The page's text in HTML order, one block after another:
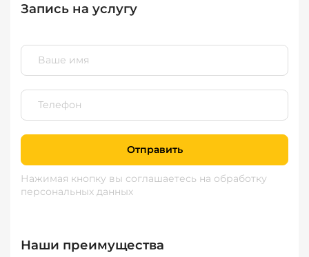
Запись на услугу
Отправить
Нажимая кнопку вы соглашаетесь на обработку
персональных данных
Наши преимущества